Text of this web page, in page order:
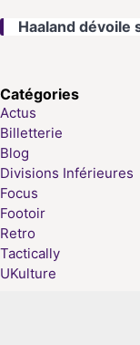
Haaland
Catégories
Actus
Billetterie
Blog
Divisions Inférieures
Focus
Footoir
Retro
Tactically
UKulture